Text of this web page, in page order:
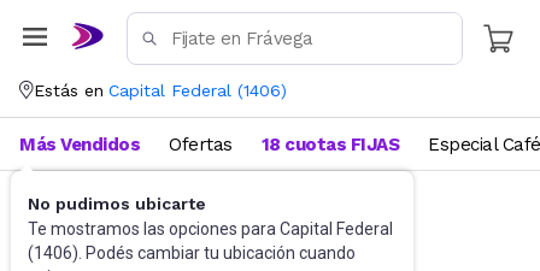
Estás en Capital Federal (1406)
No pudimos ubicarte
Te mostramos las opciones para Capital Federal
(1406). Podés cambiar tu ubicación cuando
Más Vendidos Ofertas 18 cuotas FIJAS Especial Café
Ropa de cama Edredones